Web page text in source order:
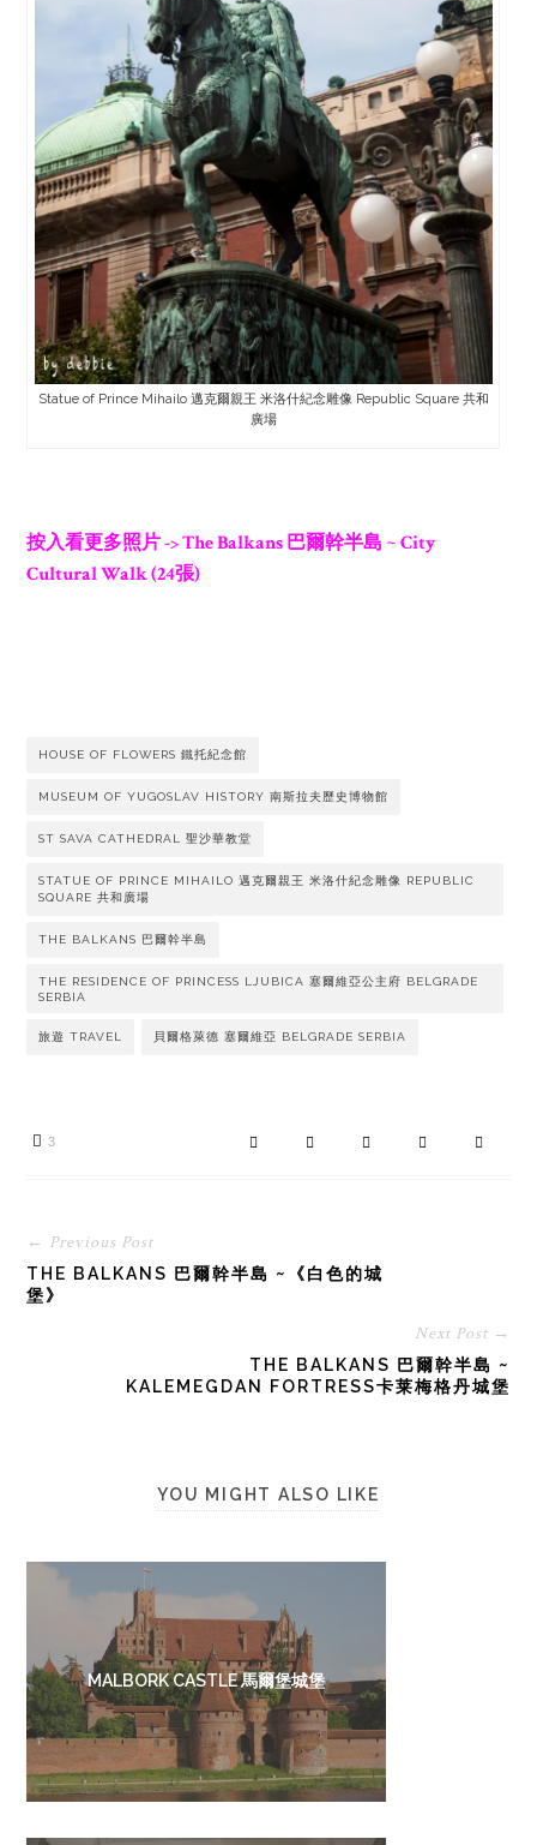
Statue of Prince Mihailo 邁克爾親王 米洛什紀念雕像 Republic Square 共和
廣場
按入看更多照片-> The Balkans 巴爾幹半島 ~ City
Cultural Walk (24張)
HOUSE OF FLOWERS 鐵托紀念館
MUSEUM OF YUGOSLAV HISTORY 南斯拉夫歷史博物館
ST SAVA CATHEDRAL 聖沙華教堂
STATUE OF PRINCE MIHAILO 邁克爾親王 米洛什紀念雕像 REPUBLIC
SQUARE 共和廣場
THE BALKANS 巴爾幹半島
THE RESIDENCE OF PRINCESS LJUBICA 塞爾維亞公主府 BELGRADE
SERBIA
旅遊 TRAVEL 貝爾格萊德 塞爾維亞 BELGRADE SERBIA
3
← Previous Post
THE BALKANS 巴爾幹半島 ~《白色的城
堡》
Next Post →
THE BALKANS 巴爾幹半島 ~
KALEMEGDAN FORTRESS卡莱梅格丹城堡
YOU MIGHT ALSO LIKE
MALBORK CASTLE 馬爾堡城堡